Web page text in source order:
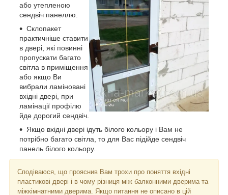
або утепленою
сендвіч панеллю.
Склопакет
практичніше ставити
в двері, які повинні
пропускати багато
світла в приміщення
або якщо Ви
вибрали ламіновані
вхідні двері, при
ламінації профілю
йде дорогий сендвіч.
Якщо вхідні двері ідуть білого кольору і Вам не
потрібно багато світла, то для Вас підійде сендвіч
панель білого кольору.
Сподіваюся, що прояснив Вам трохи про поняття вхідні
пластикові двері і в чому різниця між балконними дверима та
міжкімнатними дверима. Якщо питання не описано в цій